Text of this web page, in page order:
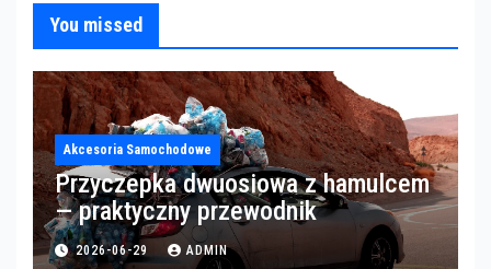
You missed
Akcesoria Samochodowe
Przyczepka dwuosiowa z hamulcem
— praktyczny przewodnik
2026-06-29 ADMIN